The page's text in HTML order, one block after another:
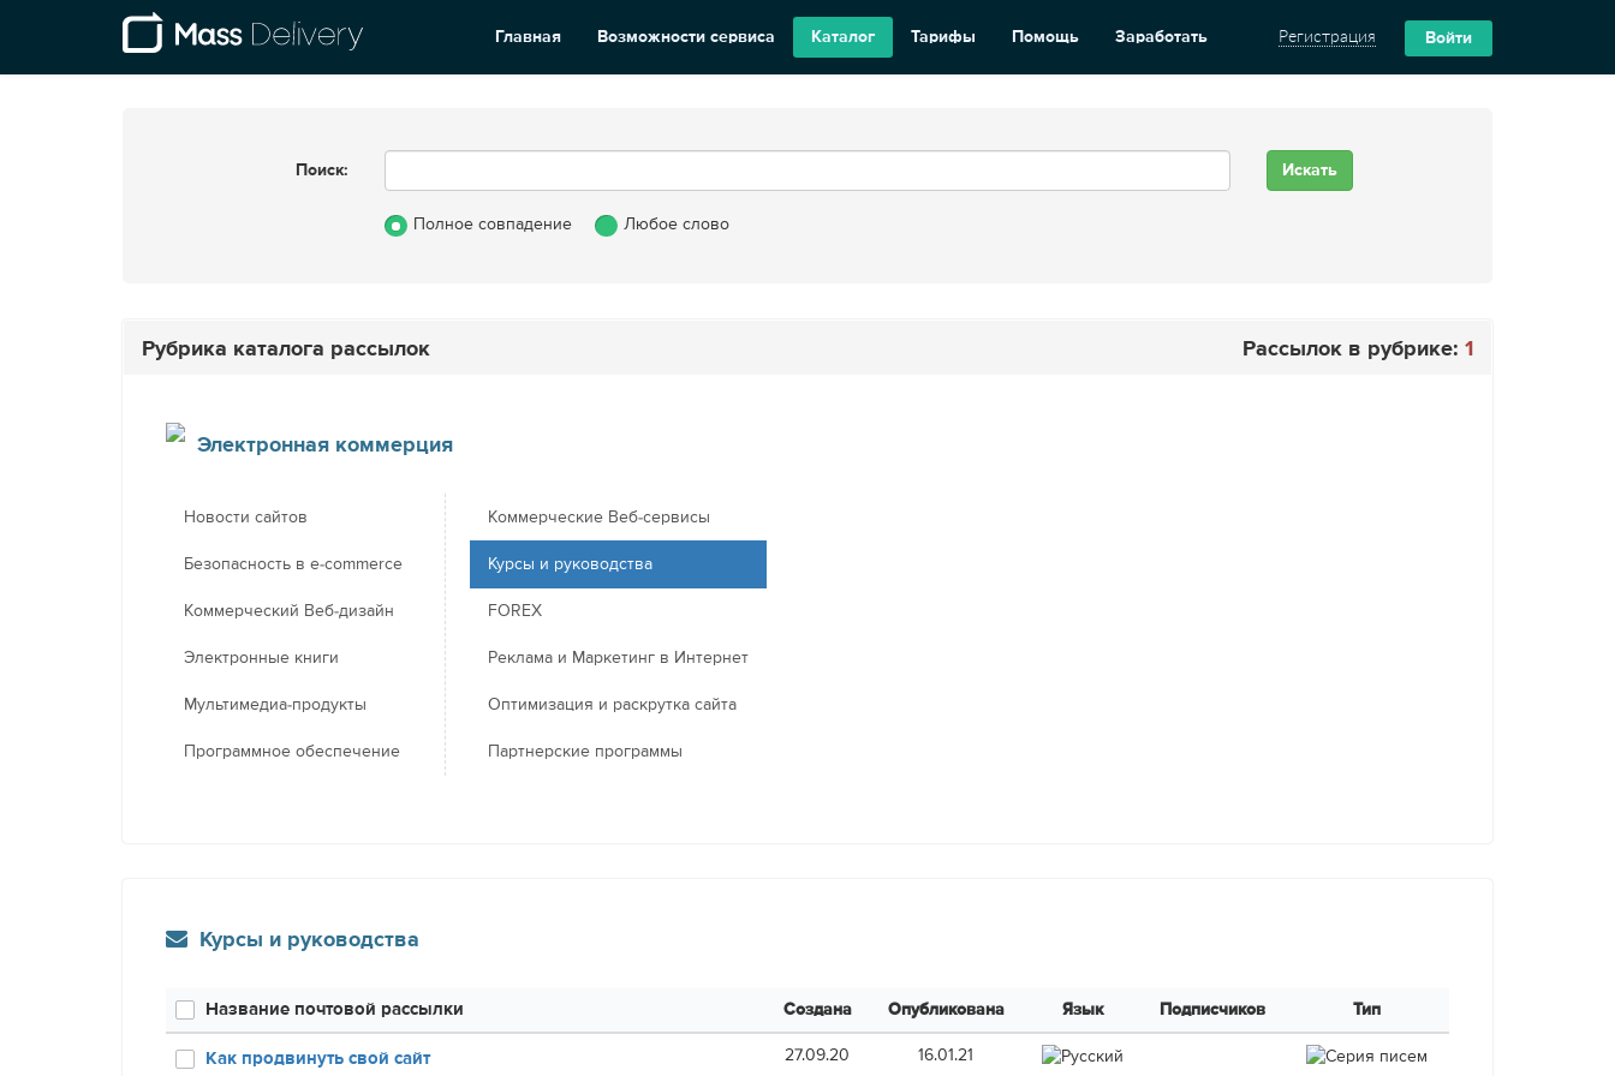
Главная Возможности сервиса Каталог Тарифы Помощь Заработать Регистрация Войти
Поиск:
Полное совпадение Любое слово
Рубрика каталога рассылок Рассылок в рубрике: 1
Электронная коммерция
Новости сайтов
Безопасность в e-commerce
Коммерческий Веб-дизайн
Электронные книги
Мультимедиа-продукты
Программное обеспечение
Коммерческие Веб-сервисы
Курсы и руководства
FOREX
Реклама и Маркетинг в Интернет
Оптимизация и раскрутка сайта
Партнерские программы
Курсы и руководства
Название почтовой рассылки Создана Опубликована Язык Подписчиков Тип
Как продвинуть свой сайт 27.09.20 16.01.21